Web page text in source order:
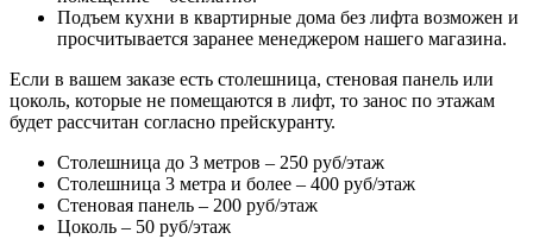
Подъем кухни в квартирные дома без лифта возможен и
просчитывается заранее менеджером нашего магазина.
Если в вашем заказе есть столешница, стеновая панель или
цоколь, которые не помещаются в лифт, то занос по этажам
будет рассчитан согласно прейскуранту.
Столешница до 3 метров – 250 руб/этаж
Столешница 3 метра и более – 400 руб/этаж
Стеновая панель – 200 руб/этаж
Цоколь – 50 руб/этаж